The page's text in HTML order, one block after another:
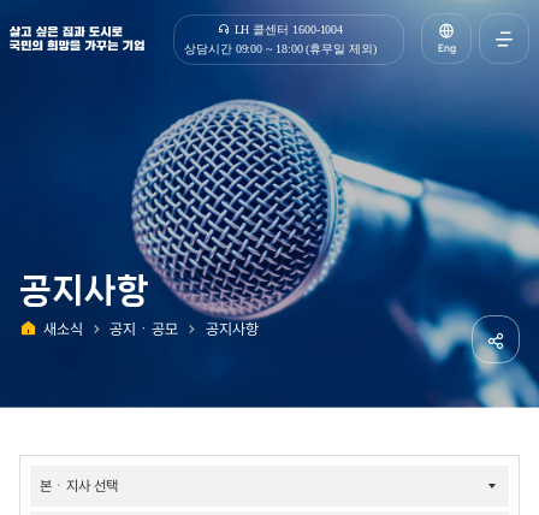
살고 싶은 집과 도시로 국민의 희망을 가꾸는 기업 | 한국토지주택공사
LH 콜센터 1600-1004
상담시간 09:00 ~ 18:00 (휴무일 제외)
Eng
열기
공지사항
새소식 공지ㆍ공모 공지사항
공유
공지/